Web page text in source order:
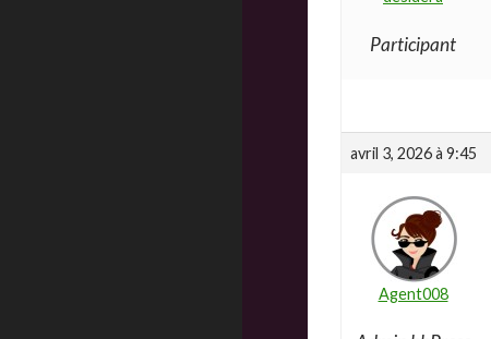
Participant
avril 3, 2026 à 9:45
Agent008